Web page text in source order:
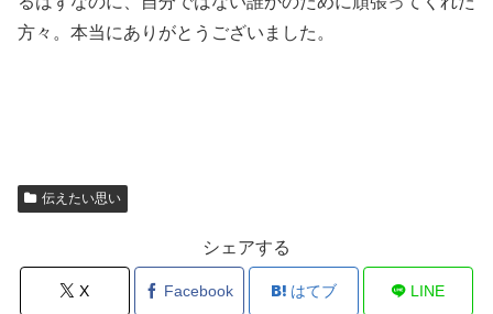
方々。本当にありがとうございました。
伝えたい思い
シェアする
X Facebook はてブ LINE